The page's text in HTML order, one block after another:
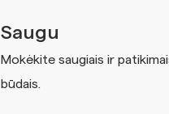
Saugu
Mokėkite saugiais ir
būdais.